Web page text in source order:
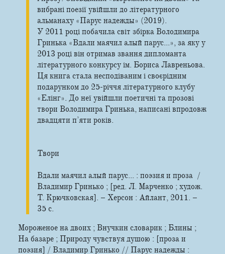
вибрані поезії увійшли до літературного
альманаху «Парус надежды» (2019).
У 2011 році побачила світ збірка Володимира
Гринька «Вдали маячил алый парус...», за яку у
2013 році він отримав звання дипломанта
літературного конкурсу ім. Бориса Лавреньова.
Ця книга стала несподіваним і своєрідним
подарунком до 25-річчя літературного клубу
«Елінг». До неї увійшли поетичні та прозові
твори Володимира Гринька, написані впродовж
двадцяти п’яти років.
Твори
Вдали маячил алый парус... : поэзия и проза /
Владимир Гринько ; [ред. Л. Марченко ; худож.
Т. Крючковская]. – Херсон : Айлант, 2011. –
35 с.
Мороженое на двоих ; Внучкин словарик ; Блины ;
На базаре ; Природу чувствуя душою : [проза и
поэзия] / Владимир Гринько // Парус надежды :